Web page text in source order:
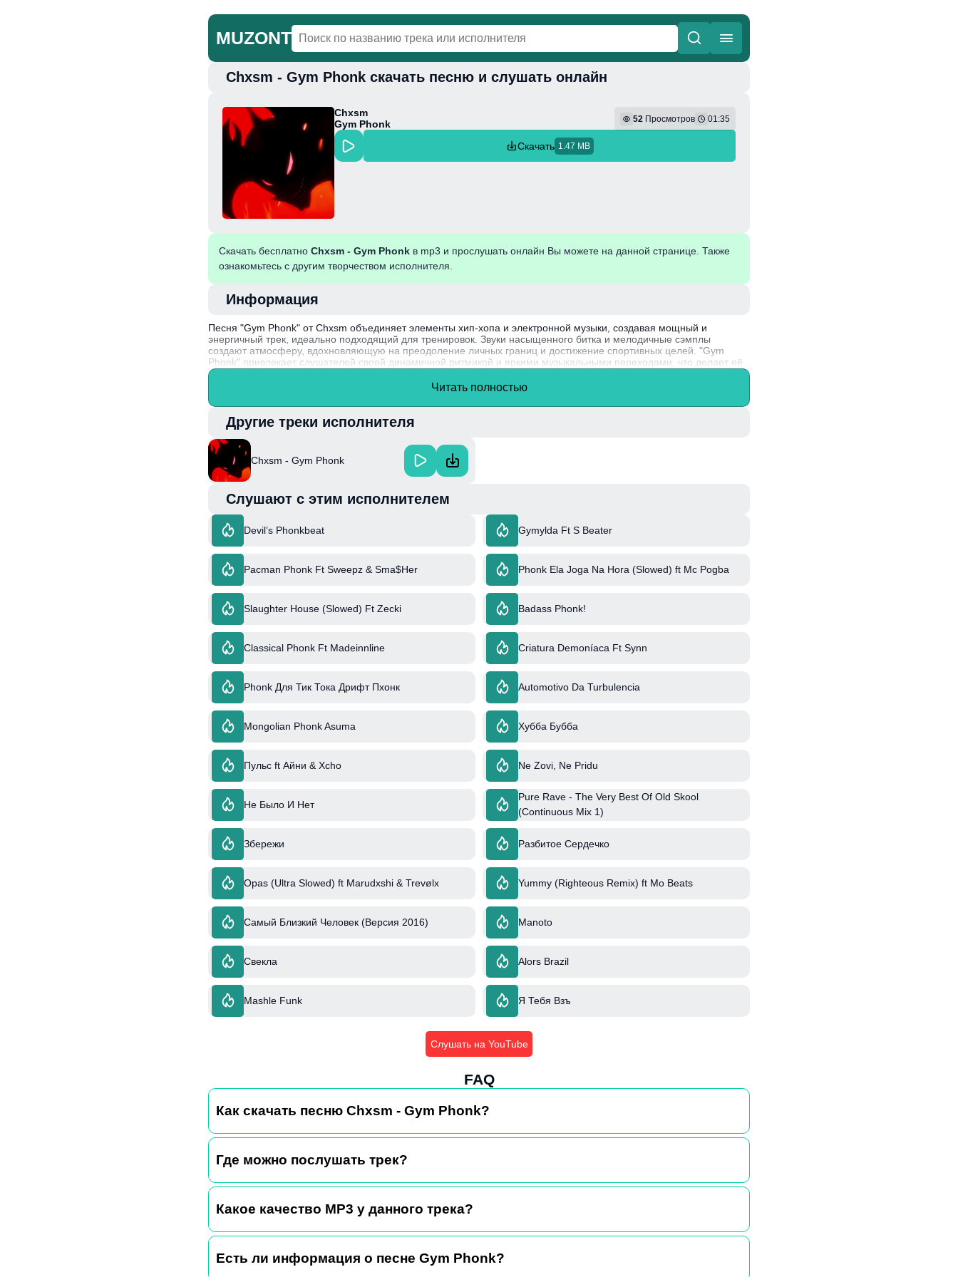
MUZONT
Chxsm - Gym Phonk скачать песню и слушать онлайн
Chxsm
Gym Phonk
52 Просмотров 01:35
Скачать 1.47 MB
Скачать бесплатно Chxsm - Gym Phonk в mp3 и прослушать онлайн Вы можете на данной странице. Также
ознакомьтесь с другим творчеством исполнителя.
Информация
Песня "Gym Phonk" от Chxsm объединяет элементы хип-хопа и электронной музыки, создавая мощный и
энергичный трек, идеально подходящий для тренировок. Звуки насыщенного битка и мелодичные сэмплы
создают атмосферу, вдохновляющую на преодоление личных границ и достижение спортивных целей. "Gym
Phonk" привлекает слушателей своей динамичной ритмикой и яркими музыкальными переходами, что делает её
отличным выбором для тех, кто ищет мотивацию в зале или на пробежке.
выделяет его среди других исполнителей на музыкальной сцене.
Читать полностью
Другие треки исполнителя
Chxsm - Gym Phonk
Слушают с этим исполнителем
Devil’s Phonkbeat Gymylda Ft S Beater
Pacman Phonk Ft Sweepz & Sma$Her Phonk Ela Joga Na Hora (Slowed) ft Mc Pogba
Slaughter House (Slowed) Ft Zecki Badass Phonk!
Classical Phonk Ft Madeinnline Criatura Demoníaca Ft Synn
Phonk Для Тик Тока Дрифт Пхонк Automotivo Da Turbulencia
Mongolian Phonk Asuma Хубба Бубба
Пульс ft Айни & Xcho Ne Zovi, Ne Pridu
Не Было И Нет
Pure Rave - The Very Best Of Old Skool
(Continuous Mix 1)
Збережи Разбитое Сердечко
Opas (Ultra Slowed) ft Marudxshi & Trevølx Yummy (Righteous Remix) ft Mo Beats
Самый Близкий Человек (Версия 2016) Manoto
Свекла Alors Brazil
Mashle Funk Я Тебя Взъ
Слушать на YouTube
FAQ
Как скачать песню Chxsm - Gym Phonk?
Где можно послушать трек?
Какое качество MP3 у данного трека?
Есть ли информация о песне Gym Phonk?